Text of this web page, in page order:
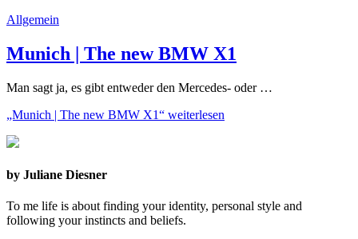
Allgemein
Munich | The new BMW X1
Man sagt ja, es gibt entweder den Mercedes- oder …
„Munich | The new BMW X1“ weiterlesen
by Juliane Diesner
To me life is about finding your identity, personal style and
following your instincts and beliefs.